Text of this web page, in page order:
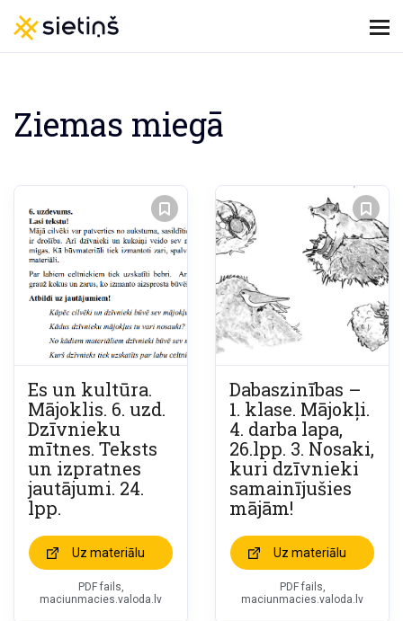
Ziemas miegā
Es un kultūra.
Mājoklis. 6. uzd.
Dzīvnieku
mītnes. Teksts
un izpratnes
jautājumi. 24.
lpp.
Uz materiālu
PDF fails,
maciunmacies.valoda.lv
Dabaszinības –
1. klase. Mājokļi.
4. darba lapa,
26.lpp. 3. Nosaki,
kuri dzīvnieki
samainījušies
mājām!
Uz materiālu
PDF fails,
maciunmacies.valoda.lv